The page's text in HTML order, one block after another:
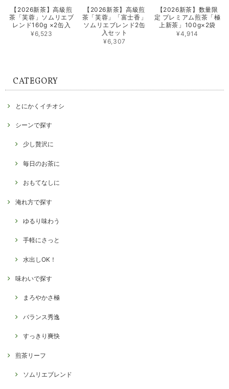
【2026新茶】高級煎
茶「芙蓉」ソムリエブ
レンド160g ×2缶入
¥6,523
【2026新茶】高級煎
茶「芙蓉」「富士香」
ソムリエブレンド2缶
入セット
¥6,307
【2026新茶】数量限
定 プレミアム煎茶「極
上新茶」100g×2袋
¥4,914
CATEGORY
とにかくイチオシ
シーンで探す
少し贅沢に
毎日のお茶に
おもてなしに
淹れ方で探す
ゆるり味わう
手軽にさっと
水出しOK！
味わいで探す
まろやかさ極
バランス秀逸
すっきり爽快
煎茶リーフ
ソムリエブレンド